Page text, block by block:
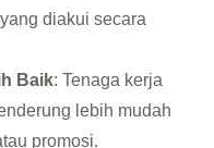
diakui secara
Baik: Tenaga kerja
lebih mudah
promosi.